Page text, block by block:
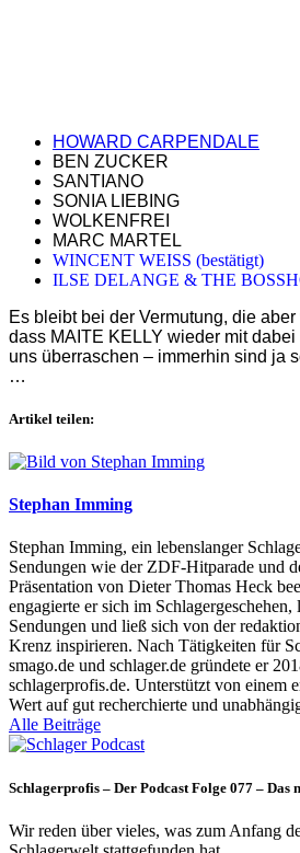
HOWARD CARPENDALE
BEN ZUCKER
SANTIANO
SONIA LIEBING
WOLKENFREI
MARC MARTEL
WINCENT WEISS (bestätigt)
ILSE DELANGE & THE
Es bleibt bei der Vermutung, die
dass MAITE KELLY wieder mit
uns überraschen – immerhin sind ja
…
Artikel teilen:
Stephan Imming
Stephan Imming, ein lebenslanger
Sendungen wie der ZDF-Hitparade und
Präsentation von Dieter Thomas Heck
engagierte er sich im
Sendungen und ließ sich von der
Krenz inspirieren. Nach Tätigkeiten für
smago.de und schlager.de gründete er
schlagerprofis.de. Unterstützt von einem
Wert auf gut recherchierte und
Alle Beiträge
Schlagerprofis – Der Podcast Folge 077 – Das
Wir reden über vieles, was zum Anfang